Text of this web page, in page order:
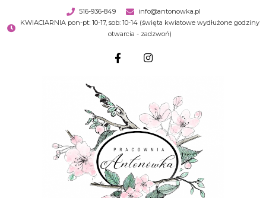
516-936-849
info@antonowka.pl
KWIACIARNIA pon-pt: 10-17, sob: 10-14 (święta kwiatowe wydłużone godziny
otwarcia - zadzwoń)